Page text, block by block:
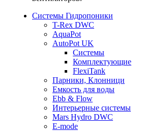
Системы Гидропоники
T-Rex DWC
AquaPot
AutoPot UK
Системы
Комплектующие
FlexiTank
Парники, Клонници
Емкость для воды
Ebb & Flow
Интерьерные системы
Mars Hydro DWC
E-mode